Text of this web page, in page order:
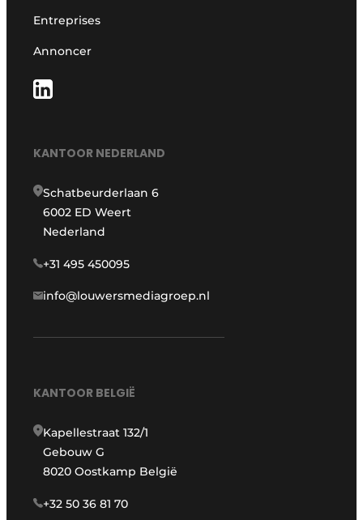
Entreprises
Annoncer
KANTOOR NEDERLAND
Schatbeurderlaan 6
6002 ED Weert
Nederland
+31 495 450095
info@louwersmediagroep.nl
KANTOOR BELGIË
Kapellestraat 132/1
Gebouw G
8020 Oostkamp België
+32 50 36 81 70